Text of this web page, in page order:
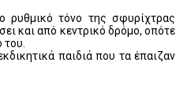
ρυθμικό τόνο της σφυρίχτρας
και από κεντρικό δρόμο, οπότε
παιδιά που τα έπαιζαν